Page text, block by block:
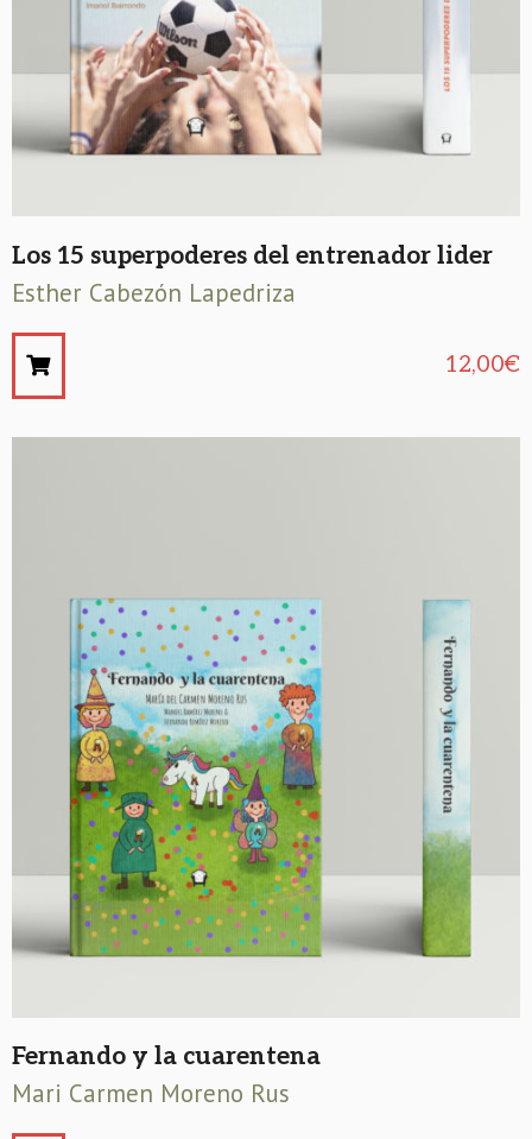
Los 15 superpoderes del entrenador lider
Esther Cabezón Lapedriza
12,00€
Fernando y la cuarentena
Mari Carmen Moreno Rus